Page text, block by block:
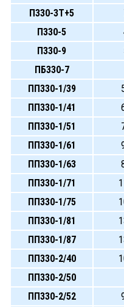
П330-3Т+5
П330-5
П330-9
ПБ330-7
ПП330-1/39
ПП330-1/41
ПП330-1/51
ПП330-1/61
ПП330-1/63
ПП330-1/71
ПП330-1/75
ПП330-1/81
ПП330-1/87
ПП330-2/40
ПП330-2/50
ПП330-2/52